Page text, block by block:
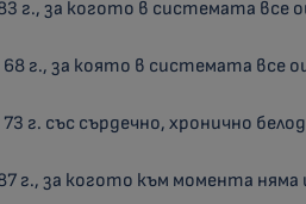
г., за когото в системата все
68 г., за която в системата все
г. със сърдечно, хронично
г., за когото към момента